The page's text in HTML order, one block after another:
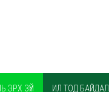
ЭРХ ЗҮЙ ИЛ ТОД БАЙДАЛ